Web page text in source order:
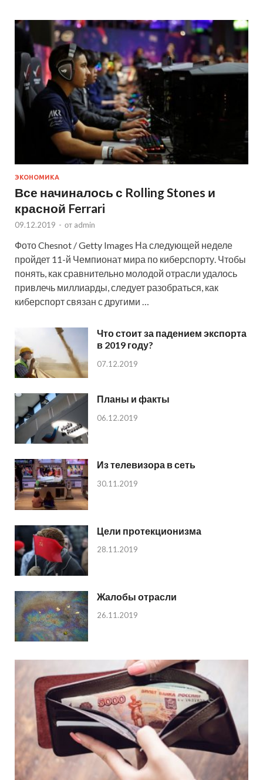
ЭКОНОМИКА
Все начиналось с Rolling Stones и
красной Ferrari
09.12.2019 - от admin
Фото Chesnot / Getty Images На следующей неделе
пройдет 11-й Чемпионат мира по киберспорту. Чтобы
понять, как сравнительно молодой отрасли удалось
привлечь миллиарды, следует разобраться, как
киберспорт связан с другими …
Что стоит за падением экспорта
в 2019 году?
07.12.2019
Планы и факты
06.12.2019
Из телевизора в сеть
30.11.2019
Цели протекционизма
28.11.2019
Жалобы отрасли
26.11.2019